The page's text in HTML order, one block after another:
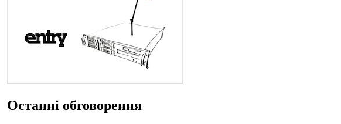
Останні обговорення